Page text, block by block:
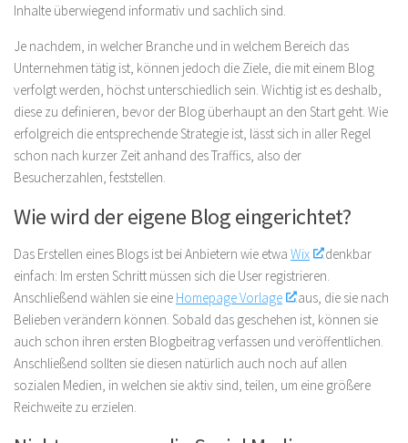
Inhalte überwiegend informativ und sachlich sind.
Je nachdem, in welcher Branche und in welchem Bereich das
Unternehmen tätig ist, können jedoch die Ziele, die mit einem Blog
verfolgt werden, höchst unterschiedlich sein. Wichtig ist es deshalb,
diese zu definieren, bevor der Blog überhaupt an den Start geht. Wie
erfolgreich die entsprechende Strategie ist, lässt sich in aller Regel
schon nach kurzer Zeit anhand des Traffics, also der
Besucherzahlen, feststellen.
Wie wird der eigene Blog eingerichtet?
Das Erstellen eines Blogs ist bei Anbietern wie etwa Wix
denkbar
einfach: Im ersten Schritt müssen sich die User registrieren.
Anschließend wählen sie eine Homepage Vorlage
aus, die sie nach
Belieben verändern können. Sobald das geschehen ist, können sie
auch schon ihren ersten Blogbeitrag verfassen und veröffentlichen.
Anschließend sollten sie diesen natürlich auch noch auf allen
sozialen Medien, in welchen sie aktiv sind, teilen, um eine größere
Reichweite zu erzielen.